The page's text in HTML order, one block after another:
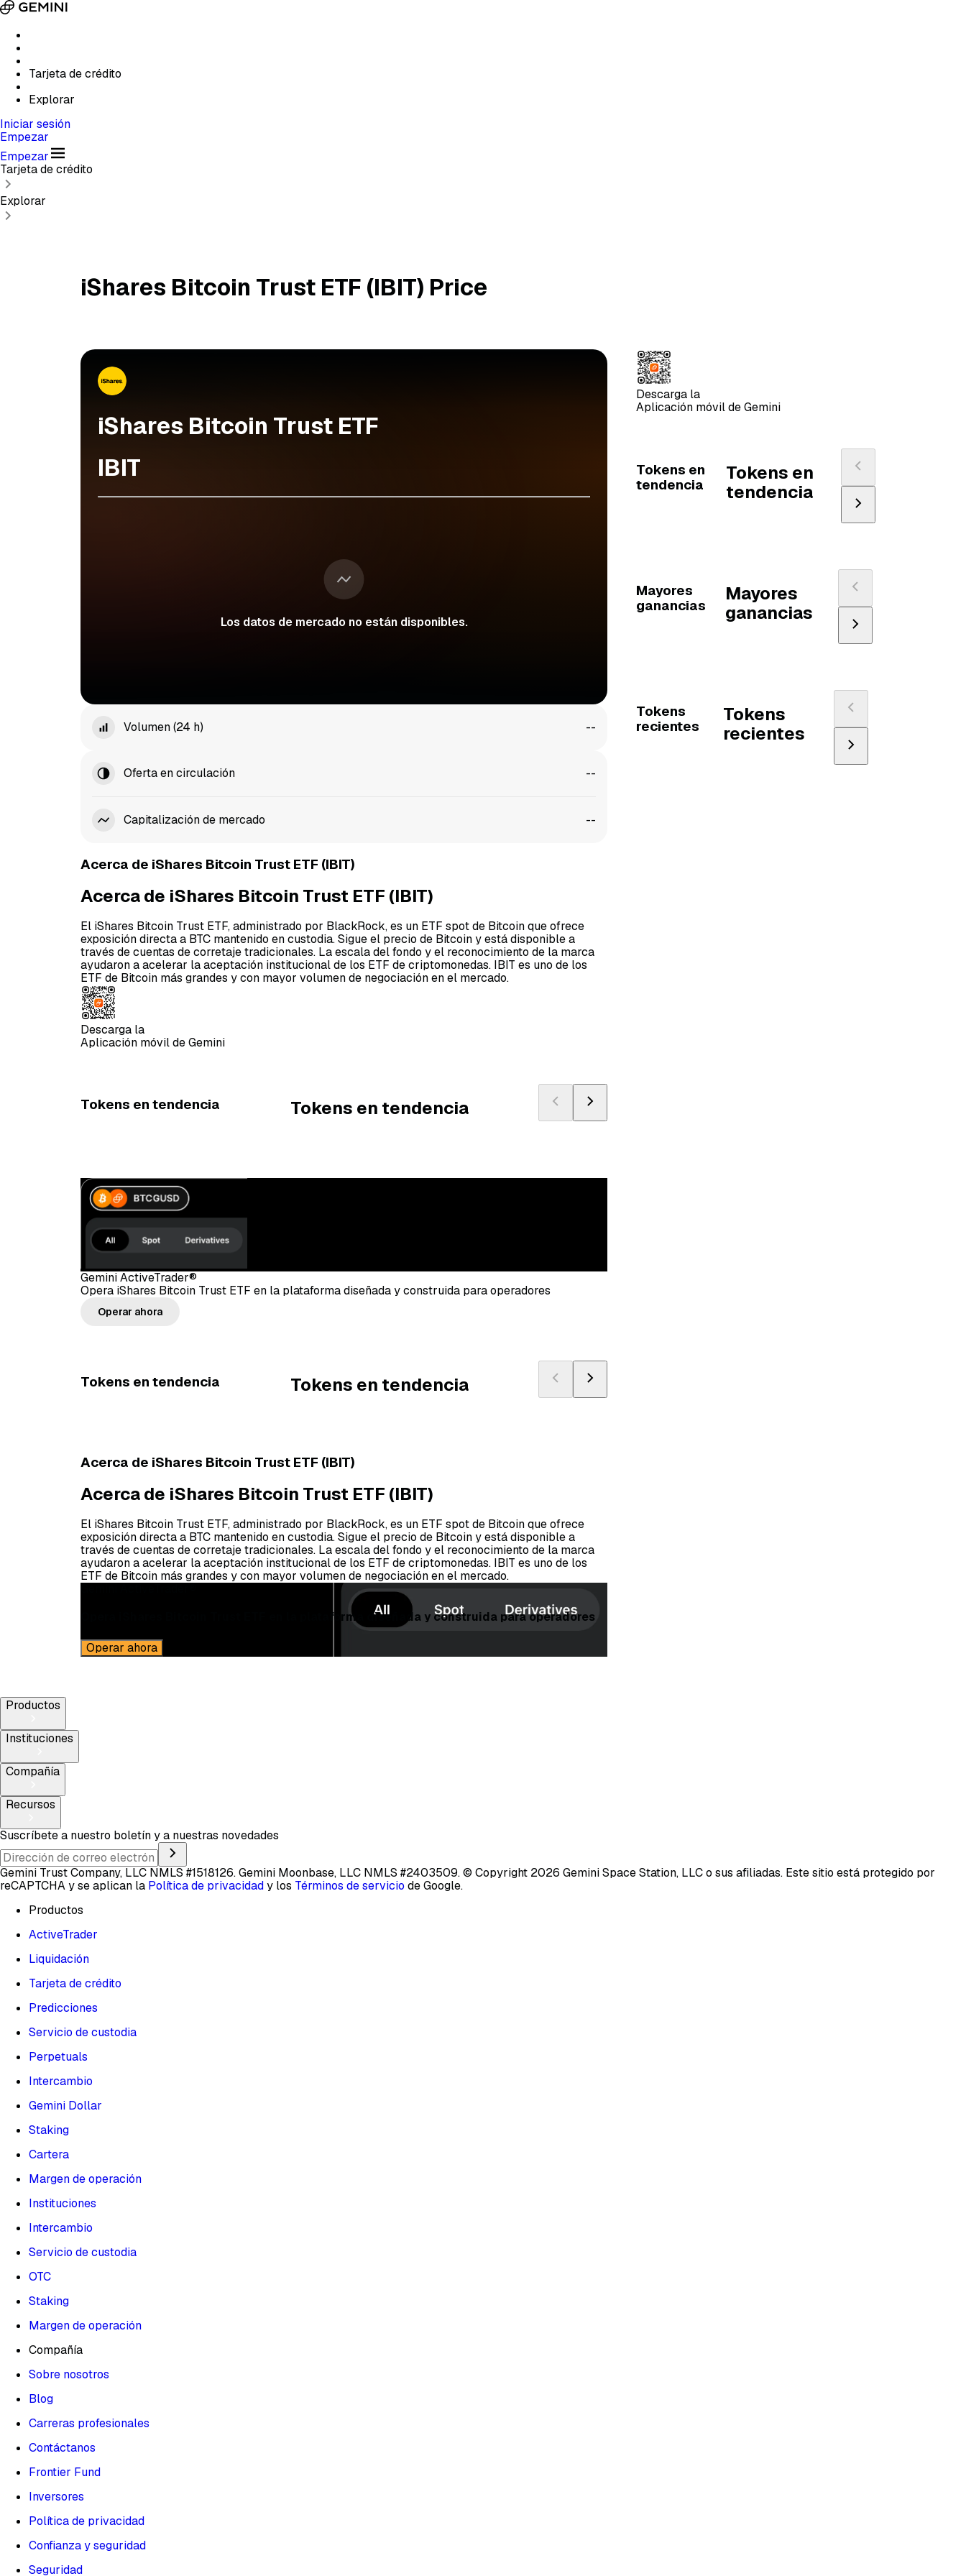
Tarjeta de crédito
Explorar
Iniciar sesión
Empezar
Empezar
Tarjeta de crédito
Explorar
iShares Bitcoin Trust ETF (IBIT) Price
iShares Bitcoin Trust ETF
IBIT
Los datos de mercado no están disponibles.
Volumen (24 h) --
Oferta en circulación --
Capitalización de mercado --
Acerca de iShares Bitcoin Trust ETF (IBIT)
Acerca de iShares Bitcoin Trust ETF (IBIT)
El iShares Bitcoin Trust ETF, administrado por BlackRock, es un ETF spot de Bitcoin que ofrece
exposición directa a BTC mantenido en custodia. Sigue el precio de Bitcoin y está disponible a
través de cuentas de corretaje tradicionales. La escala del fondo y el reconocimiento de la marca
ayudaron a acelerar la aceptación institucional de los ETF de criptomonedas. IBIT es uno de los
ETF de Bitcoin más grandes y con mayor volumen de negociación en el mercado.
Descarga la
Aplicación móvil de Gemini
Tokens en tendencia Tokens en tendencia
Gemini ActiveTrader®
Opera iShares Bitcoin Trust ETF en la plataforma diseñada y construida para operadores
Operar ahora
Tokens en tendencia Tokens en tendencia
Acerca de iShares Bitcoin Trust ETF (IBIT)
Acerca de iShares Bitcoin Trust ETF (IBIT)
El iShares Bitcoin Trust ETF, administrado por BlackRock, es un ETF spot de Bitcoin que ofrece
exposición directa a BTC mantenido en custodia. Sigue el precio de Bitcoin y está disponible a
través de cuentas de corretaje tradicionales. La escala del fondo y el reconocimiento de la marca
ayudaron a acelerar la aceptación institucional de los ETF de criptomonedas. IBIT es uno de los
ETF de Bitcoin más grandes y con mayor volumen de negociación en el mercado.
Opera iShares Bitcoin Trust ETF en la plataforma diseñada y construida para operadores
Operar ahora
Descarga la
Aplicación móvil de Gemini
Tokens en
tendencia
Tokens en
tendencia
Mayores
ganancias
Mayores
ganancias
Tokens
recientes
Tokens
recientes
Productos
Instituciones
Compañía
Recursos
Suscríbete a nuestro boletín y a nuestras novedades
Gemini Trust Company, LLC NMLS #1518126. Gemini Moonbase, LLC NMLS #2403509.© Copyright 2026 Gemini Space Station, LLC o sus afiliadas. Este sitio está protegido por
reCAPTCHA y se aplican la Política de privacidady los Términos de servicio de Google.
Productos
ActiveTrader
Liquidación
Tarjeta de crédito
Predicciones
Servicio de custodia
Perpetuals
Intercambio
Gemini Dollar
Staking
Cartera
Margen de operación
Instituciones
Intercambio
Servicio de custodia
OTC
Staking
Margen de operación
Compañía
Sobre nosotros
Blog
Carreras profesionales
Contáctanos
Frontier Fund
Inversores
Política de privacidad
Confianza y seguridad
Seguridad